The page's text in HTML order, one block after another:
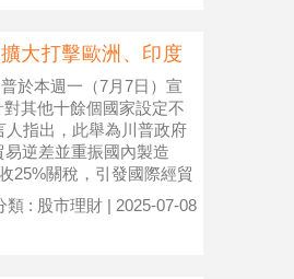
大打擊歐洲、印度
於本週一（7月7日）宣
其他十餘個國家設定不
指出，此舉為川普政府
逆差並重振國內製造
25%關稅，引發國際經貿
類 : 股市理財 | 2025-07-08